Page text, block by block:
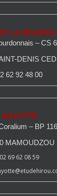
LA REUNION
– CS
DENIS
62 92 48 00
MAYOTTE
– BP
MAMOUDZOU
02 69 62 08 59